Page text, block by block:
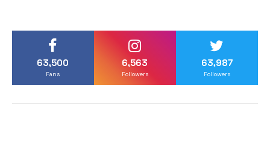
63,500
Fans
6,563
Followers
63,987
Followers